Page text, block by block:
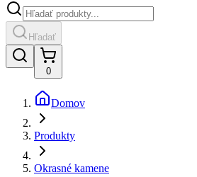
Hľadať
0
Domov
Produkty
Okrasné kamene